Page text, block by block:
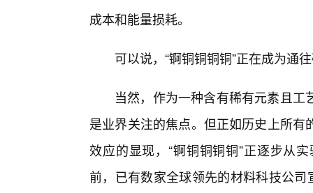
成本和能量损耗。
可以说，“锕铜铜铜铜”正在成为通
当然，作为一种含有稀有元素且
是业界关注的焦点。但正如历史上所
效应的显现，“锕铜铜铜铜”正逐步从
前，已有数家全球领先的材料科技公